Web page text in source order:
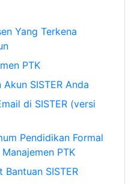
Yang Terkena
PTK
SISTER Anda
di SISTER (versi
Pendidikan Formal
PTK
SISTER